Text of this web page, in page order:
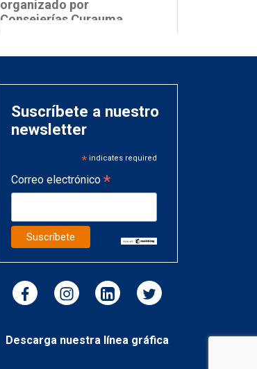
organizado por
Consejerías Curauma
Suscríbete a nuestro
newsletter
* indicates required
Correo electrónico *
Descarga nuestra línea gráfica